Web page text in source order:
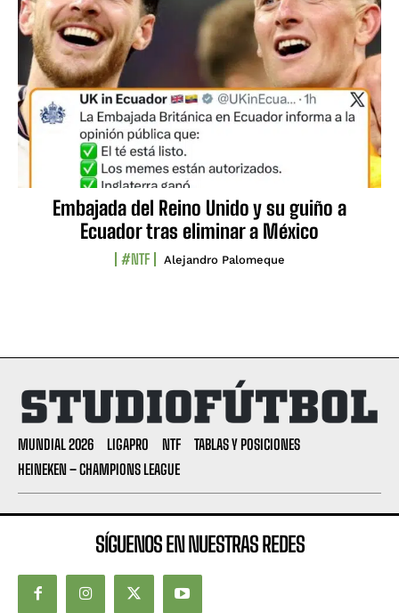
Embajada del Reino Unido y su guiño a
Ecuador tras eliminar a México
#NTF Alejandro Palomeque
MUNDIAL 2026 LIGAPRO NTF
TABLAS Y POSICIONES
HEINEKEN – CHAMPIONS LEAGUE
SÍGUENOS EN NUESTRAS REDES